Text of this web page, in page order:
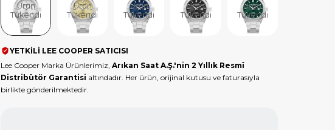
Ürün
Tükendi
Ürün
Tükendi
Ürün
Tükendi
Ürün
Tükendi
Ürün
Tükendi
YETKİLİ LEE COOPER SATICISI
Lee Cooper Marka Ürünlerimiz, Arıkan Saat A.Ş.'nin 2 Yıllık Resmî
Distribütör Garantisi altındadır. Her ürün, orijinal kutusu ve faturasıyla
birlikte gönderilmektedir.